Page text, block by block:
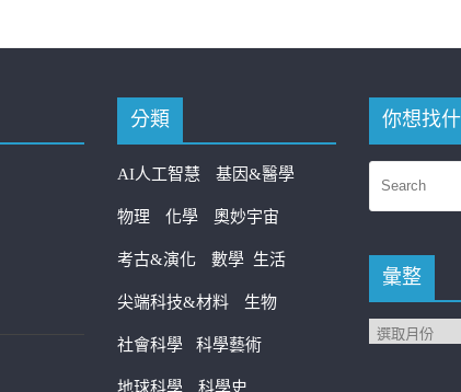
分類
AI人工智慧 基因&醫學
物理 化學 奧妙宇宙
考古&演化 數學 生活
尖端科技&材料 生物
社會科學 科學藝術
地球科學 科學史
你想找
彙整